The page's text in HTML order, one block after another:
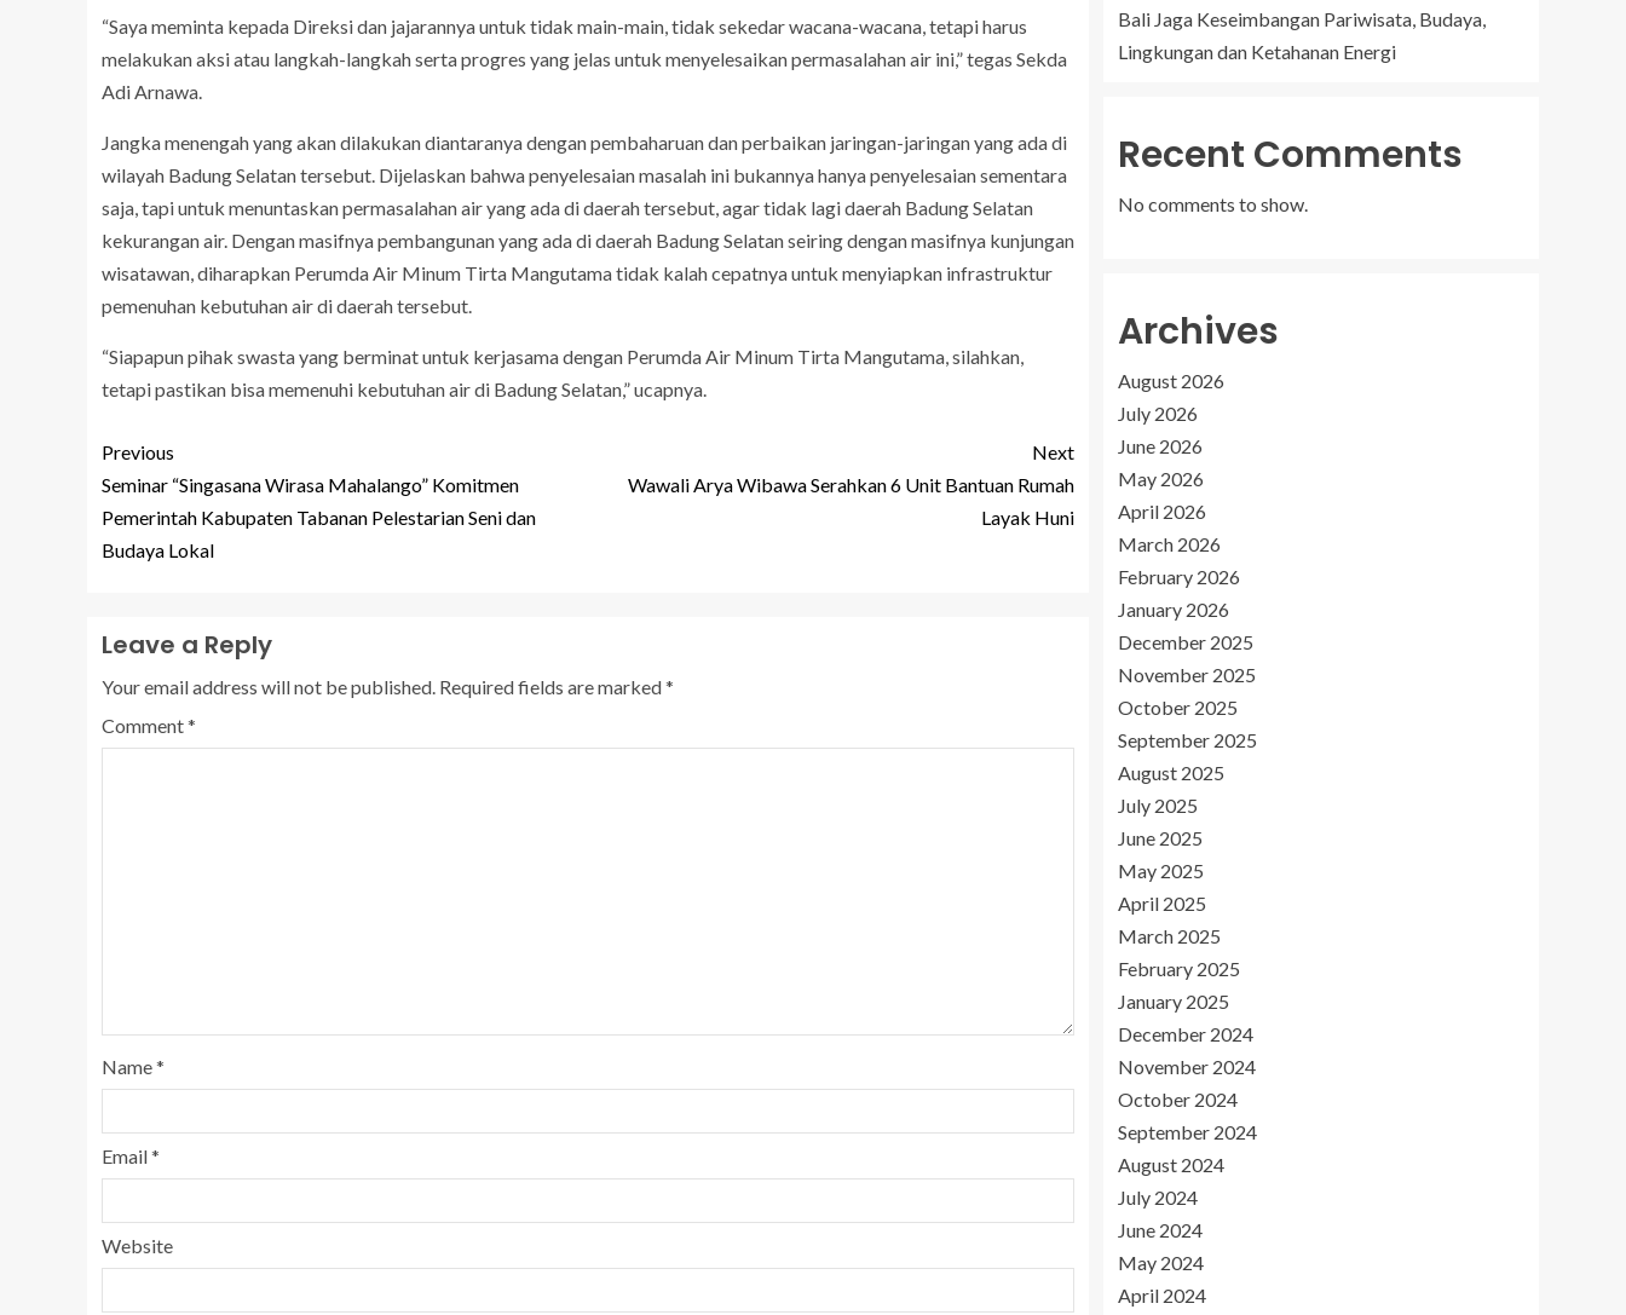
“Saya meminta kepada Direksi dan jajarannya untuk tidak main-main, tidak sekedar wacana-wacana, tetapi harus
melakukan aksi atau langkah-langkah serta progres yang jelas untuk menyelesaikan permasalahan air ini,” tegas Sekda
Adi Arnawa.
Jangka menengah yang akan dilakukan diantaranya dengan pembaharuan dan perbaikan jaringan-jaringan yang ada di
wilayah Badung Selatan tersebut. Dijelaskan bahwa penyelesaian masalah ini bukannya hanya penyelesaian sementara
saja, tapi untuk menuntaskan permasalahan air yang ada di daerah tersebut, agar tidak lagi daerah Badung Selatan
kekurangan air. Dengan masifnya pembangunan yang ada di daerah Badung Selatan seiring dengan masifnya kunjungan
wisatawan, diharapkan Perumda Air Minum Tirta Mangutama tidak kalah cepatnya untuk menyiapkan infrastruktur
pemenuhan kebutuhan air di daerah tersebut.
“Siapapun pihak swasta yang berminat untuk kerjasama dengan Perumda Air Minum Tirta Mangutama, silahkan,
tetapi pastikan bisa memenuhi kebutuhan air di Badung Selatan,” ucapnya.
Previous
Seminar “Singasana Wirasa Mahalango” Komitmen
Pemerintah Kabupaten Tabanan Pelestarian Seni dan
Budaya Lokal
Next
Wawali Arya Wibawa Serahkan 6 Unit Bantuan Rumah
Layak Huni
Leave a Reply
Your email address will not be published. Required fields are marked*
Comment*
Name*
Email*
Website
Bali Jaga Keseimbangan Pariwisata, Budaya,
Lingkungan dan Ketahanan Energi
Recent Comments
No comments to show.
Archives
August 2026
July 2026
June 2026
May 2026
April 2026
March 2026
February 2026
January 2026
December 2025
November 2025
October 2025
September 2025
August 2025
July 2025
June 2025
May 2025
April 2025
March 2025
February 2025
January 2025
December 2024
November 2024
October 2024
September 2024
August 2024
July 2024
June 2024
May 2024
April 2024